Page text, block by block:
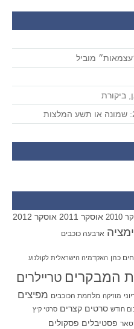
ביקורת
אוסקר 2011 אוסקר 2012
ארבעה כוכבים
כהן האקדמיה הישראלית לקולנוע
המבקרים טריילרים
מוזיקה מלחמת הכוכבים מפיצים
חודש סרטים קצרים סרטי קיץ
פסטיבלים פסקולים